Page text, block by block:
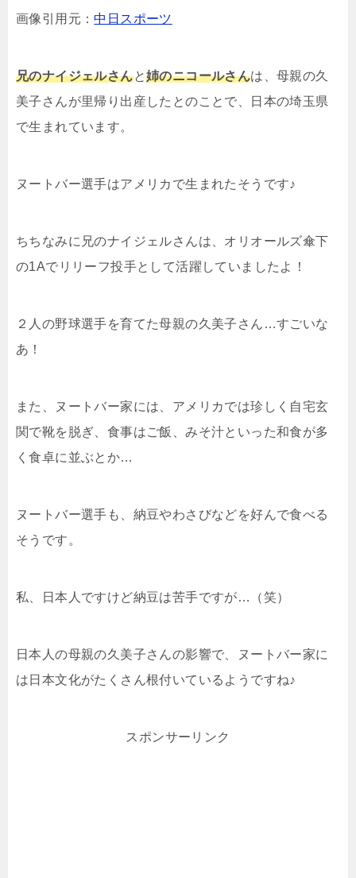
画像引用元：中日スポーツ
兄のナイジェルさんと姉のニコールさんは、母親の久
美子さんが里帰り出産したとのことで、日本の埼玉県
で生まれています。
ヌートバー選手はアメリカで生まれたそうです♪
ちちなみに兄のナイジェルさんは、オリオールズ傘下
の1Aでリリーフ投手として活躍していましたよ！
２人の野球選手を育てた母親の久美子さん…すごいな
あ！
また、ヌートバー家には、アメリカでは珍しく自宅玄
関で靴を脱ぎ、食事はご飯、みそ汁といった和食が多
く食卓に並ぶとか…
ヌートバー選手も、納豆やわさびなどを好んで食べる
そうです。
私、日本人ですけど納豆は苦手ですが…（笑）
日本人の母親の久美子さんの影響で、ヌートバー家に
は日本文化がたくさん根付いているようですね♪
スポンサーリンク